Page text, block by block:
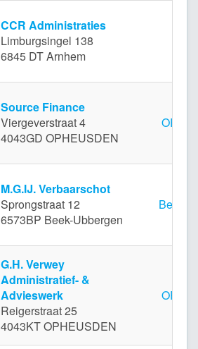
CCR Administraties
Limburgsingel 138
6845 DT Arnhem
Source Finance
Viergeverstraat 4
4043GD OPHEUSDEN
M.G.IJ. Verbaarschot
Sprongstraat 12
6573BP Beek-Ubbergen
Beek-
G.H. Verwey
Administratief- &
Advieswerk
Reigerstraat 25
4043KT OPHEUSDEN